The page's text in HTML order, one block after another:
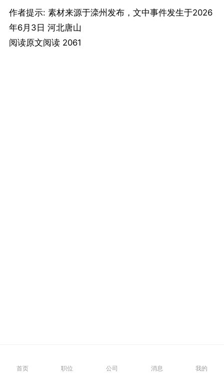
作者提示: 素材来源于滦州发布，文中事件发生于2026
年6月3日 河北唐山
阅读原文阅读 2061
首页 职位 公司 消息 我的